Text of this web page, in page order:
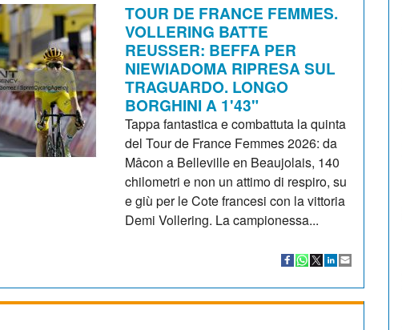
TOUR DE FRANCE FEMMES.
VOLLERING BATTE
REUSSER: BEFFA PER
NIEWIADOMA RIPRESA SUL
TRAGUARDO. LONGO
BORGHINI A 1'43"
Tappa fantastica e combattuta la quinta
del Tour de France Femmes 2026: da
Mâcon a Belleville en Beaujolais, 140
chilometri e non un attimo di respiro, su
e giù per le Cote francesi con la vittoria
Demi Vollering. La campionessa...